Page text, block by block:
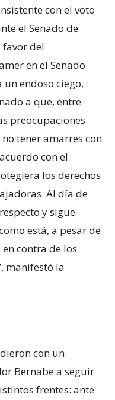
con el voto
el Senado de
favor del
en el Senado
endoso ciego,
a que, entre
preocupaciones
tener amarres con
con el
los derechos
Al día de
y sigue
está, a pesar de
contra de los
manifestó la
con un
Bernabe a seguir
frentes: ante